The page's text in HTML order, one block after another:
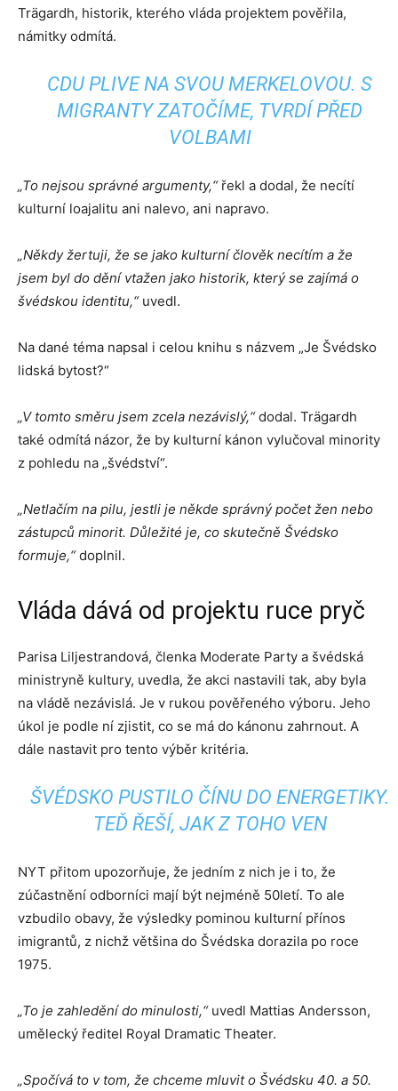
Trägardh, historik, kterého vláda projektem pověřila,
námitky odmítá.
CDU PLIVE NA SVOU MERKELOVOU. S
MIGRANTY ZATOČÍME, TVRDÍ PŘED
VOLBAMI
„To nejsou správné argumenty,“řekl a dodal, že necítí
kulturní loajalitu ani nalevo, ani napravo.
„Někdy žertuji, že se jako kulturní člověk necítím a že
jsem byl do dění vtažen jako historik, který se zajímá o
švédskou identitu,“uvedl.
Na dané téma napsal i celou knihu s názvem „Je Švédsko
lidská bytost?“
„V tomto směru jsem zcela nezávislý,“dodal. Trägardh
také odmítá názor, že by kulturní kánon vylučoval minority
z pohledu na „švédství“.
„Netlačím na pilu, jestli je někde správný počet žen nebo
zástupců minorit. Důležité je, co skutečně Švédsko
formuje,“doplnil.
Vláda dává od projektu ruce pryč
Parisa Liljestrandová, členka Moderate Party a švédská
ministryně kultury, uvedla, že akci nastavili tak, aby byla
na vládě nezávislá. Je v rukou pověřeného výboru. Jeho
úkol je podle ní zjistit, co se má do kánonu zahrnout. A
dále nastavit pro tento výběr kritéria.
ŠVÉDSKO PUSTILO ČÍNU DO ENERGETIKY.
TEĎ ŘEŠÍ, JAK Z TOHO VEN
NYT přitom upozorňuje, že jedním z nich je i to, že
zúčastnění odborníci mají být nejméně 50letí. To ale
vzbudilo obavy, že výsledky pominou kulturní přínos
imigrantů, z nichž většina do Švédska dorazila po roce
1975.
„To je zahledění do minulosti,“uvedl Mattias Andersson,
umělecký ředitel Royal Dramatic Theater.
„Spočívá to v tom, že chceme mluvit o Švédsku 40. a 50.